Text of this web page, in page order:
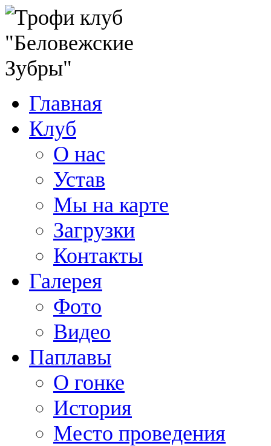
Главная
Клуб
О нас
Устав
Мы на карте
Загрузки
Контакты
Галерея
Фото
Видео
Паплавы
О гонке
История
Место проведения